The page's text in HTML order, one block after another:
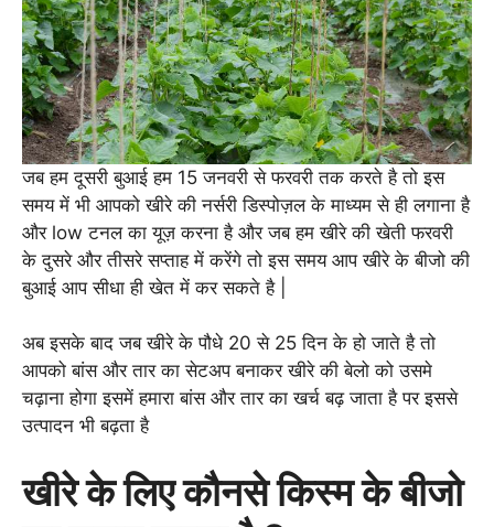
जब हम दूसरी बुआई हम 15 जनवरी से फरवरी तक करते है तो इस
समय में भी आपको खीरे की नर्सरी डिस्पोज़ल के माध्यम से ही लगाना है
और low टनल का यूज़ करना है और जब हम खीरे की खेती फरवरी
के दुसरे और तीसरे सप्ताह में करेंगे तो इस समय आप खीरे के बीजो की
बुआई आप सीधा ही खेत में कर सकते है |
अब इसके बाद जब खीरे के पौधे 20 से 25 दिन के हो जाते है तो
आपको बांस और तार का सेटअप बनाकर खीरे की बेलो को उसमे
चढ़ाना होगा इसमें हमारा बांस और तार का खर्च बढ़ जाता है पर इससे
उत्पादन भी बढ़ता है
खीरे के लिए कौनसे किस्म के बीजो